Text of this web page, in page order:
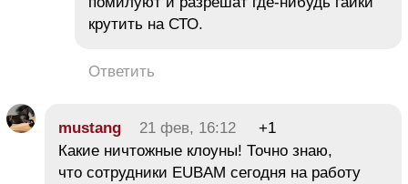
крутить на СТО.
Ответить
mustang 21 фев, 16:12
+1
Какие ничтожные клоуны! Точно знаю,
что сотрудники ЕUBAM сегодня на работу